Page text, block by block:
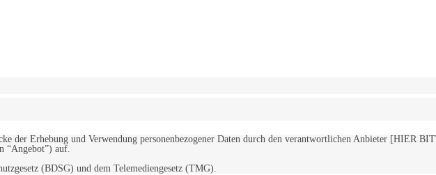
der Erhebung und Verwendung personenbezogener Daten durch den verantwortlichen Anbieter [HIER
“Angebot”) auf.
(BDSG) und dem Telemediengesetz (TMG).